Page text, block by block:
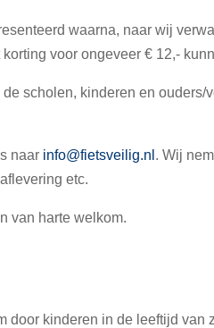
waarna, naar wij
voor ongeveer € 12,-
scholen, kinderen en ouders/
naar info@fietsveilig.nl . Wij
etc.
van harte welkom.
kinderen in de leeftijd van